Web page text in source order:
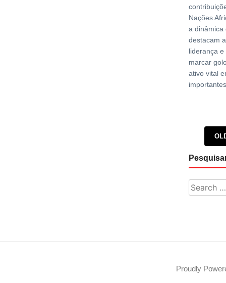
Nações
a dinâmica
destacam
liderança
marcar
ativo vital
Search
Proudly